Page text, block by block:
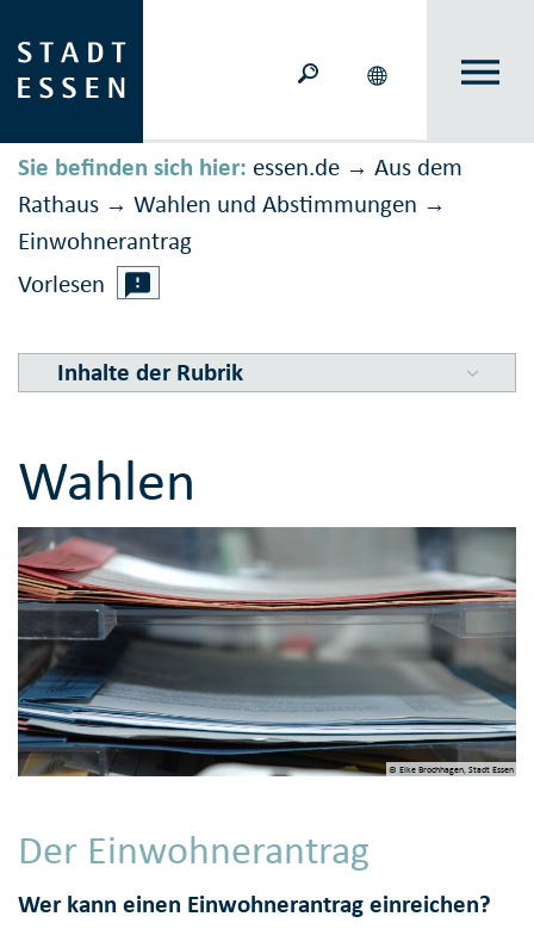
Sie befinden sich hier: essen.de → Aus dem
Rathaus → Wahlen und Ab­stimmungen →
Einwohner­antrag
Vorlesen
Inhalte der Rubrik
Wahlen
© Elke Brochhagen, Stadt Essen
Der Einwohnerantrag
Wer kann einen Einwohnerantrag einreichen?